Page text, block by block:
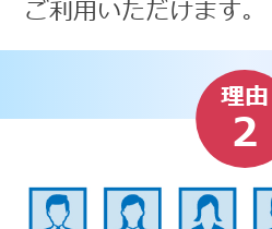
ご利用いただけます。
理由
2